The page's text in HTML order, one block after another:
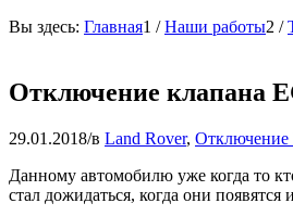
Вы здесь: Главная1 / Наши работы2 /
Отключение клапана
29.01.2018/в Land Rover, Отключение
Данному автомобилю уже когда то
стал дожидаться, когда они